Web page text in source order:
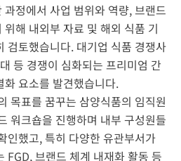
정에서 사업 범위와 역량, 브랜드
해 내외부 자료 및 해외 식품 기
검토했습니다. 대기업 식품 경쟁사
등 경쟁이 심화되는 프리미엄 간
요소를 발견했습니다.
목표를 꿈꾸는 삼양식품의 임직원
워크숍을 진행하며 내부 구성원들
인했고, 특히 다양한 유관부서가
FGD, 브랜드 체계 내재화 활동 등